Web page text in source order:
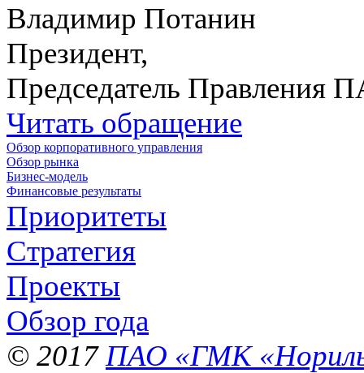
Владимир Потанин
Президент,
Председатель Правления
Читать обращение
Обзор корпоративного управления
Обзор рынка
Бизнес-модель
Финансовые результаты
Приоритеты
Стратегия
Проекты
Обзор года
© 2017 ПАО «ГМК